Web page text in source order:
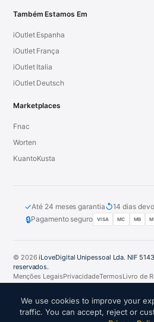
Também Estamos Em
iOutlet Espanha
iOutlet França
iOutlet Italia
iOutlet Deutsch
Marketplaces
Fnac
Worten
KuantoKusta
✓Até 24 meses garantia↺14 dias
🔒Pagamento seguro VISA MC MB
© 2026iLoveDigital Unipessoal Lda. NIF
reservados.
Menções LegaisPrivacidadeTermosLivro de
We use cookies to improve your
traffic. You can accept, reject or